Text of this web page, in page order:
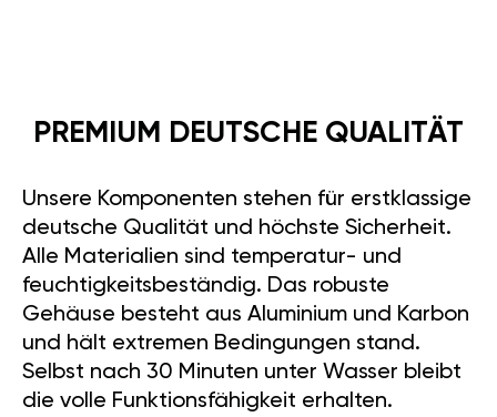
PREMIUM DEUTSCHE QUALITÄT
Unsere Komponenten stehen für erstklassige
deutsche Qualität und höchste Sicherheit.
Alle Materialien sind temperatur- und
feuchtigkeitsbeständig. Das robuste
Gehäuse besteht aus Aluminium und Karbon
und hält extremen Bedingungen stand.
Selbst nach 30 Minuten unter Wasser bleibt
die volle Funktionsfähigkeit erhalten.